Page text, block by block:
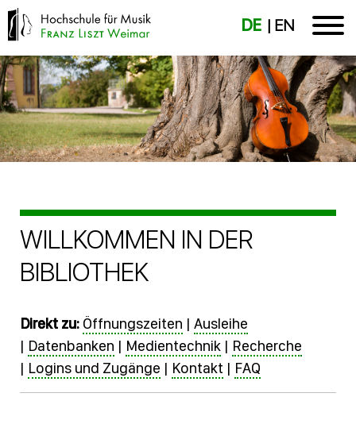
DE EN
WILLKOMMEN IN DER
BIBLIOTHEK
Direkt zu: Öffnungszeiten | Ausleihe
| Datenbanken | Medientechnik | Recherche
| Logins und Zugänge | Kontakt | FAQ